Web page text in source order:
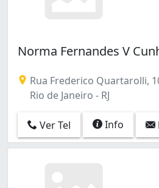
Norma Fernandes V
Rua Frederico Quartarolli,
Rio de Janeiro - RJ
Ver Tel Info